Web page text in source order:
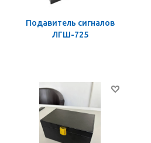
Подавитель сигналов
ЛГШ-725